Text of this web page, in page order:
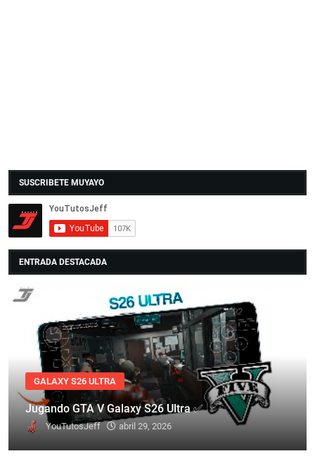
SUSCRIBETE MUYAYO
ENTRADA DESTACADA
GALAXY S26 ULTRA
Jugando GTA V Galaxy S26 Ultra ✅
YouTutosJeff abril 29, 2026